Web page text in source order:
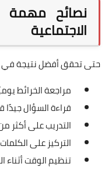
نصائح مهمة
الاجتماعية
حتى تحقق أفضل نتيجة في
مراجعة الخرائط
قراءة السؤال جيدًا
التدريب على أكثر
التركيز على
تنظيم الوقت أثناء